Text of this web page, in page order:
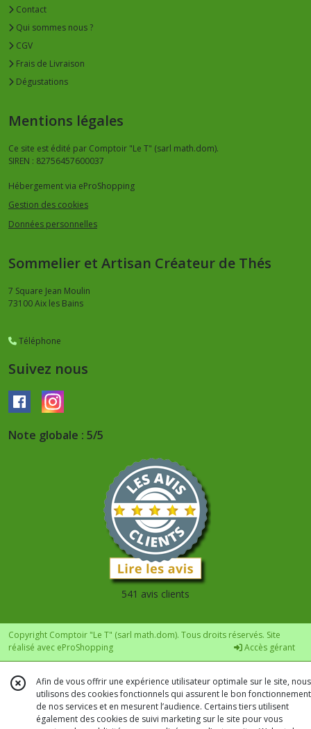
Contact
Qui sommes nous ?
CGV
Frais de Livraison
Dégustations
Mentions légales
Ce site est édité par Comptoir "Le T" (sarl math.dom).
SIREN : 82756457600037
Hébergement via eProShopping
Gestion des cookies
Données personnelles
Sommelier et Artisan Créateur de Thés
7 Square Jean Moulin
73100Aix les Bains
Téléphone
Suivez nous
Note globale : 5/5
541 avis clients
Copyright Comptoir "Le T" (sarl math.dom). Tous droits réservés. Site
réalisé avec eProShopping Accès gérant
Afin de vous offrir une expérience utilisateur optimale sur le site, nous
utilisons des cookies fonctionnels qui assurent le bon fonctionnement
de nos services et en mesurent l’audience. Certains tiers utilisent
également des cookies de suivi marketing sur le site pour vous